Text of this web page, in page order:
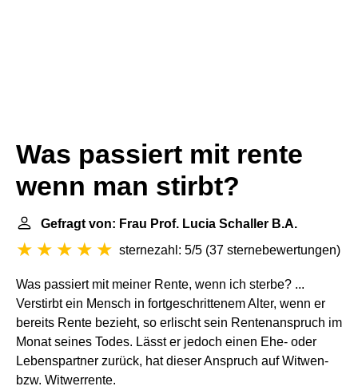
Was passiert mit rente
wenn man stirbt?
Gefragt von: Frau Prof. Lucia Schaller B.A.
sternezahl: 5/5 (37 sternebewertungen)
Was passiert mit meiner Rente, wenn ich sterbe? ...
Verstirbt ein Mensch in fortgeschrittenem Alter, wenn er
bereits Rente bezieht, so erlischt sein Rentenanspruch im
Monat seines Todes. Lässt er jedoch einen Ehe- oder
Lebenspartner zurück, hat dieser Anspruch auf Witwen-
bzw. Witwerrente.